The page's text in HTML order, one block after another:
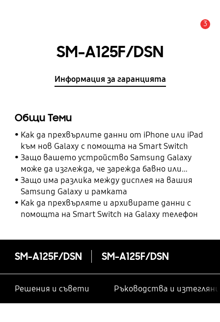
3
SM-A125F/DSN
Информация за гаранцията
Общи Теми
Как да прехвърлите данни от iPhone или iPad
към нов Galaxy с помощта на Smart Switch
Защо вашето устройство Samsung Galaxy
може да изглежда, че зарежда бавно или
изобщо не зарежда
Защо има разлика между дисплея на вашия
Samsung Galaxy и рамката
Как да прехвърляте и архивирате данни с
помощта на Smart Switch на Galaxy телефон
SM-A125F/DSN SM-A125F/DSN
Решения и съвети Ръководства и